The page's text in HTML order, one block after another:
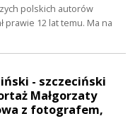
polskich autorów
prawie 12 lat temu. Ma na
- szczeciński
Małgorzaty
z fotografem,